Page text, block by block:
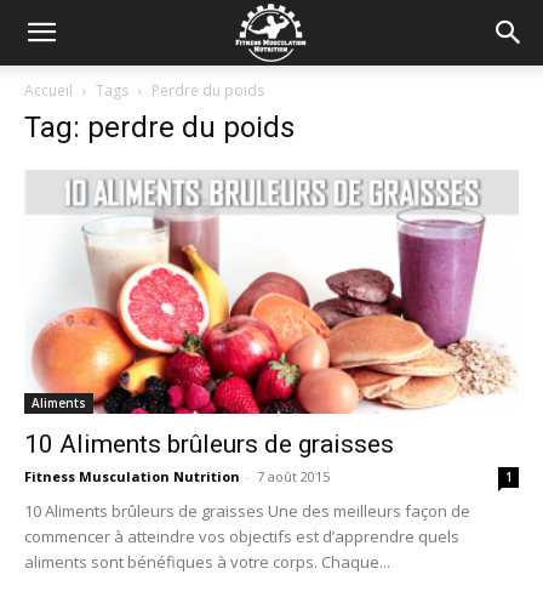
Accueil Tags Perdre du poids
Tag: perdre du poids
Aliments
10 Aliments brûleurs de graisses
Fitness Musculation Nutrition - 7 août 2015 1
10 Aliments brûleurs de graisses Une des meilleurs façon de
commencer à atteindre vos objectifs est d’apprendre quels
aliments sont bénéfiques à votre corps. Chaque...